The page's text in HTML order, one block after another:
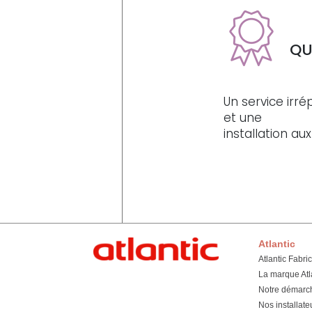
Un service
et une
installation
Atlantic
Atlantic
La marque
Notre
Nos